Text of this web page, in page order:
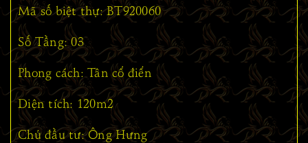
Mã số biệt thự: BT920060
Số Tầng: 03
Phong cách: Tân cổ điển
Diện tích: 120m2
Chủ đầu tư: Ông Hưng